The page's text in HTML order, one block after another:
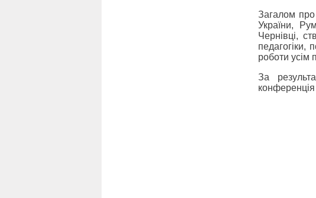
Загалом про
України,
Чернівці,
педагогіки,
роботи усім
За
конференція